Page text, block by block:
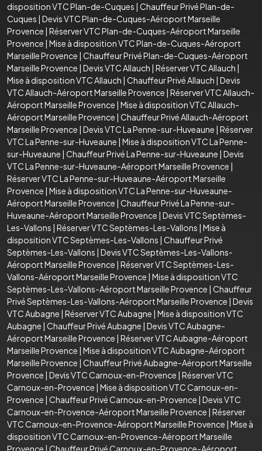
disposition VTC Plan-de-Cuques | Chauffeur Privé Plan-de-
Cuques | Devis VTC Plan-de-Cuques-Aéroport Marseille
Provence | Réserver VTC Plan-de-Cuques-Aéroport Marseille
Provence | Mise à disposition VTC Plan-de-Cuques-Aéroport
Marseille Provence | Chauffeur Privé Plan-de-Cuques-Aéroport
Marseille Provence | Devis VTC Allauch | Réserver VTC Allauch |
Mise à disposition VTC Allauch | Chauffeur Privé Allauch | Devis
VTC Allauch-Aéroport Marseille Provence | Réserver VTC Allauch-
Aéroport Marseille Provence | Mise à disposition VTC Allauch-
Aéroport Marseille Provence | Chauffeur Privé Allauch-Aéroport
Marseille Provence | Devis VTC La Penne-sur-Huveaune | Réserver
VTC La Penne-sur-Huveaune | Mise à disposition VTC La Penne-
sur-Huveaune | Chauffeur Privé La Penne-sur-Huveaune | Devis
VTC La Penne-sur-Huveaune-Aéroport Marseille Provence |
Réserver VTC La Penne-sur-Huveaune-Aéroport Marseille
Provence | Mise à disposition VTC La Penne-sur-Huveaune-
Aéroport Marseille Provence | Chauffeur Privé La Penne-sur-
Huveaune-Aéroport Marseille Provence | Devis VTC Septèmes-
Les-Vallons | Réserver VTC Septèmes-Les-Vallons | Mise à
disposition VTC Septèmes-Les-Vallons | Chauffeur Privé
Septèmes-Les-Vallons | Devis VTC Septèmes-Les-Vallons-
Aéroport Marseille Provence | Réserver VTC Septèmes-Les-
Vallons-Aéroport Marseille Provence | Mise à disposition VTC
Septèmes-Les-Vallons-Aéroport Marseille Provence | Chauffeur
Privé Septèmes-Les-Vallons-Aéroport Marseille Provence | Devis
VTC Aubagne | Réserver VTC Aubagne | Mise à disposition VTC
Aubagne | Chauffeur Privé Aubagne | Devis VTC Aubagne-
Aéroport Marseille Provence | Réserver VTC Aubagne-Aéroport
Marseille Provence | Mise à disposition VTC Aubagne-Aéroport
Marseille Provence | Chauffeur Privé Aubagne-Aéroport Marseille
Provence | Devis VTC Carnoux-en-Provence | Réserver VTC
Carnoux-en-Provence | Mise à disposition VTC Carnoux-en-
Provence | Chauffeur Privé Carnoux-en-Provence | Devis VTC
Carnoux-en-Provence-Aéroport Marseille Provence | Réserver
VTC Carnoux-en-Provence-Aéroport Marseille Provence | Mise à
disposition VTC Carnoux-en-Provence-Aéroport Marseille
Provence | Chauffeur Privé Carnoux-en-Provence-Aéroport